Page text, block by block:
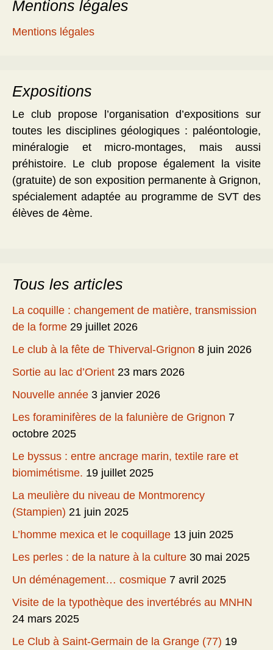
Mentions légales
Mentions légales
Expositions
Le club propose l’organisation d’expositions sur
toutes les disciplines géologiques : paléontologie,
minéralogie et micro-montages, mais aussi
préhistoire. Le club propose également la visite
(gratuite) de son exposition permanente à Grignon,
spécialement adaptée au programme de SVT des
élèves de 4ème.
Tous les articles
La coquille : changement de matière, transmission
de la forme 29 juillet 2026
Le club à la fête de Thiverval-Grignon 8 juin 2026
Sortie au lac d’Orient 23 mars 2026
Nouvelle année 3 janvier 2026
Les foraminifères de la falunière de Grignon 7
octobre 2025
Le byssus : entre ancrage marin, textile rare et
biomimétisme. 19 juillet 2025
La meulière du niveau de Montmorency
(Stampien) 21 juin 2025
L’homme mexica et le coquillage 13 juin 2025
Les perles : de la nature à la culture 30 mai 2025
Un déménagement… cosmique 7 avril 2025
Visite de la typothèque des invertébrés au MNHN
24 mars 2025
Le Club à Saint-Germain de la Grange (77) 19